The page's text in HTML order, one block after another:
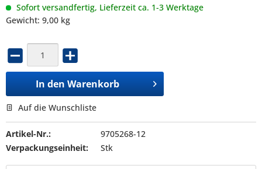
Sofort versandfertig, Lieferzeit ca. 1-3 Werktage
Gewicht: 9,00 kg
In den Warenkorb
Auf die Wunschliste
Artikel-Nr.:
9705268-12
Verpackungseinheit:
Stk